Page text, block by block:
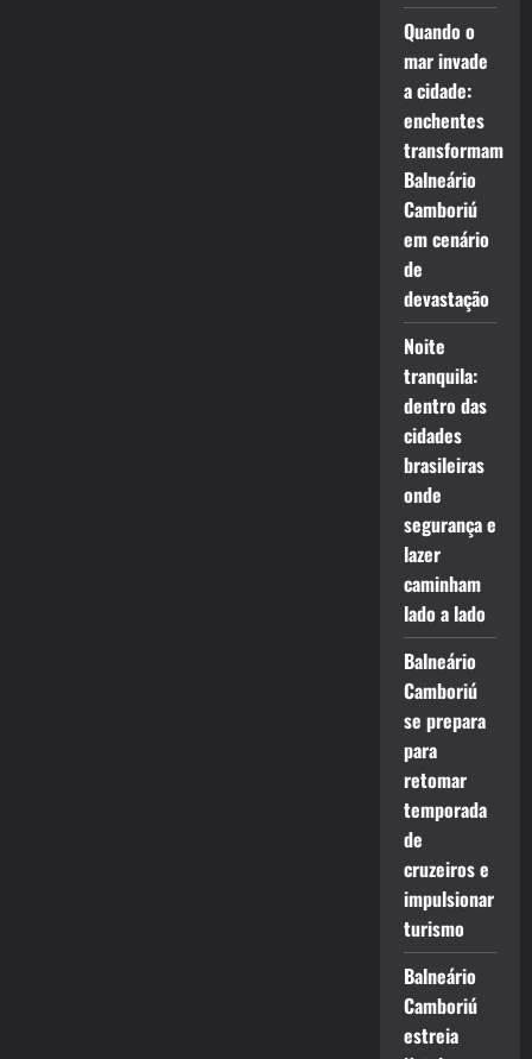
Quando o
mar invade
a cidade:
enchentes
transformam
Balneário
Camboriú
em cenário
de
devastação
Noite
tranquila:
dentro das
cidades
brasileiras
onde
segurança e
lazer
caminham
lado a lado
Balneário
Camboriú
se prepara
para
retomar
temporada
de
cruzeiros e
impulsionar
turismo
Balneário
Camboriú
estreia